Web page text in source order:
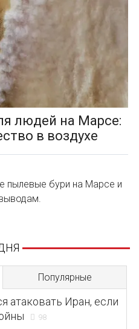
людей на Марсе:
в воздухе
пылевые бури на Марсе и
Популярные
атаковать Иран, если
98